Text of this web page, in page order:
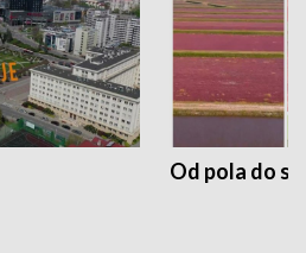
Od pola do